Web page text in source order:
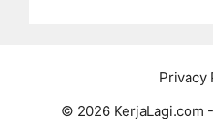
Privacy
© 2026 KerjaLagi.com